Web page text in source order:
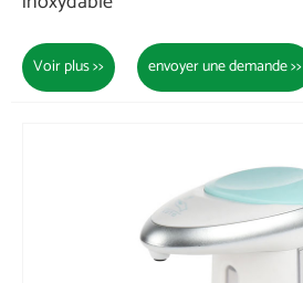
Voir plus >> envoyer une demande >>